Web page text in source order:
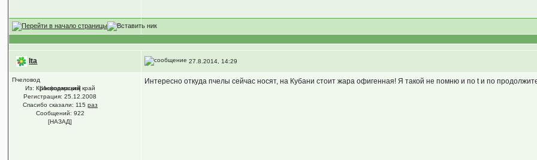
Ita 27.8.2014, 14:29
Пчеловод
[Информация]
Из: Краснодарский край
Регистрация: 25.12.2008
Спасибо сказали: 115 раз
Сообщений: 922
[НАЗАД]
Интересно откуда пчелы сейчас носят, на Кубани стоит жара офигенная! Я такой не помню и по t и по